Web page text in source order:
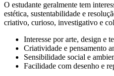
O estudante geralmente tem
estética, sustentabilidade e
criativo, curioso, investigativo e
Interesse por arte, design e
Criatividade e pensamento
Sensibilidade social e
Facilidade com desenho e